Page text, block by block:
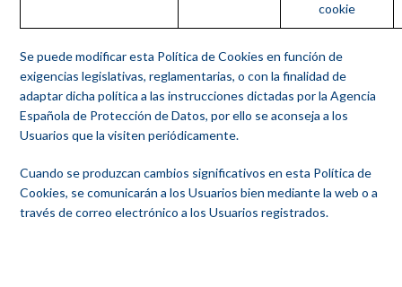
cookie
Se puede modificar esta Política de Cookies en función de
exigencias legislativas, reglamentarias, o con la finalidad de
adaptar dicha política a las instrucciones dictadas por la Agencia
Española de Protección de Datos, por ello se aconseja a los
Usuarios que la visiten periódicamente.
Cuando se produzcan cambios significativos en esta Política de
Cookies, se comunicarán a los Usuarios bien mediante la web o a
través de correo electrónico a los Usuarios registrados.